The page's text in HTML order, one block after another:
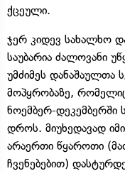
ქცეული.
ჯერ კიდევ სახალხო
საუბარია ძალოვანი
უმძიმეს დანაშაულთა
მოპყრობაზე,
ნოემბერ-დეკემბერში
დროს. მიუხედავად
არაერთი წყაროთი
ჩვენებებით)